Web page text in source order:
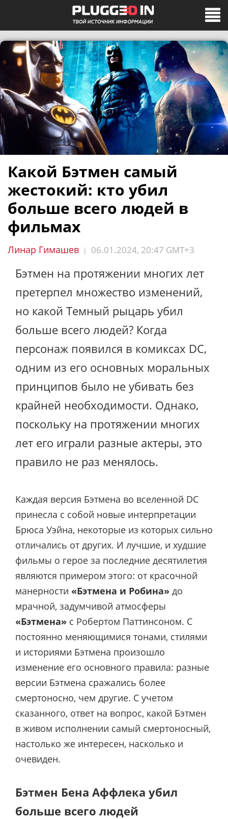
Какой Бэтмен самый
жестокий: кто убил
больше всего людей в
фильмах
Линар Гимашев | 06.01.2024, 20:47 GMT+3
Бэтмен на протяжении многих лет
претерпел множество изменений,
но какой Темный рыцарь убил
больше всего людей? Когда
персонаж появился в комиксах DC,
одним из его основных моральных
принципов было не убивать без
крайней необходимости. Однако,
поскольку на протяжении многих
лет его играли разные актеры, это
правило не раз менялось.
Каждая версия Бэтмена во вселенной DC
принесла с собой новые интерпретации
Брюса Уэйна, некоторые из которых сильно
отличались от других. И лучшие, и худшие
фильмы о герое за последние десятилетия
являются примером этого: от красочной
манерности «Бэтмена и Робина» до
мрачной, задумчивой атмосферы
«Бэтмена» с Робертом Паттинсоном. С
постоянно меняющимися тонами, стилями
и историями Бэтмена произошло
изменение его основного правила: разные
версии Бэтмена сражались более
смертоносно, чем другие. С учетом
сказанного, ответ на вопрос, какой Бэтмен
в живом исполнении самый смертоносный,
настолько же интересен, насколько и
очевиден.
Бэтмен Бена Аффлека убил
больше всего людей